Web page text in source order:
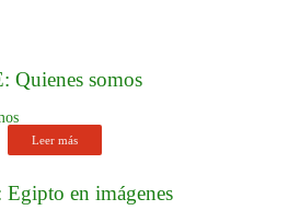
Leer más